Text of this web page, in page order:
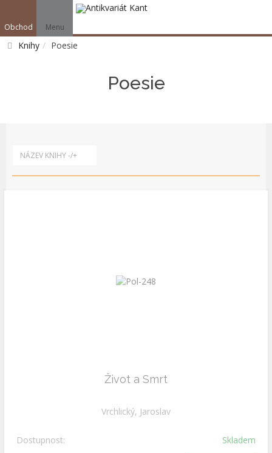
Obchod Menu
Knihy Poesie
Poesie
NÁZEV KNIHY -/+
Život a Smrt
Vrchlický, Jaroslav
Dostupnost: Skladem